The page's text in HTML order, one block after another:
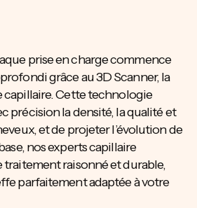
prise en charge commence
grâce au 3D Scanner, la
capillaire. Cette technologie
précision la densité, la qualité et
et de projeter l’évolution de
nos experts capillaire
traitement raisonné et durable,
parfaitement adaptée à votre